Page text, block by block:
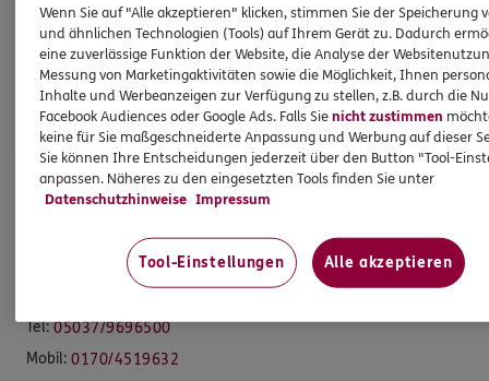
Unsere Agentur
Standorte
Schwerpunkte
ERGO Versicherung Oliver Knebelsberger
Heidtorstraße 13
31547 Rehburg-Loccum
Tel: 05037/9696500
Mobil: 0170/4519632
Wenn Sie auf "Alle akzeptieren" klicken, stimmen Sie der Speicherung
und ähnlichen Technologien (Tools) auf Ihrem Gerät zu. Dadurch
eine zuverlässige Funktion der Website, die Analyse der
Messung von Marketingaktivitäten sowie die Möglichkeit, Ihnen
Inhalte und Werbeanzeigen zur Verfügung zu stellen, z.B. durch die
Facebook Audiences oder Google Ads. Falls Sienicht zustimmen
keine für Sie maßgeschneiderte Anpassung und Werbung auf dieser
Sie können Ihre Entscheidungen jederzeit über den Button "Tool-
anpassen. Näheres zu den eingesetzten Tools finden Sie unter
Datenschutzhinweise Impressum
Tool-Einstellungen Alle akzeptieren